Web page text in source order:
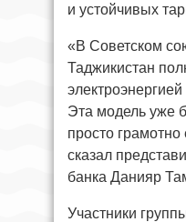
и устойчивых
«В Советском
Таджикистан
Эта модель уже
просто
сказал
банка Данияр
Участники